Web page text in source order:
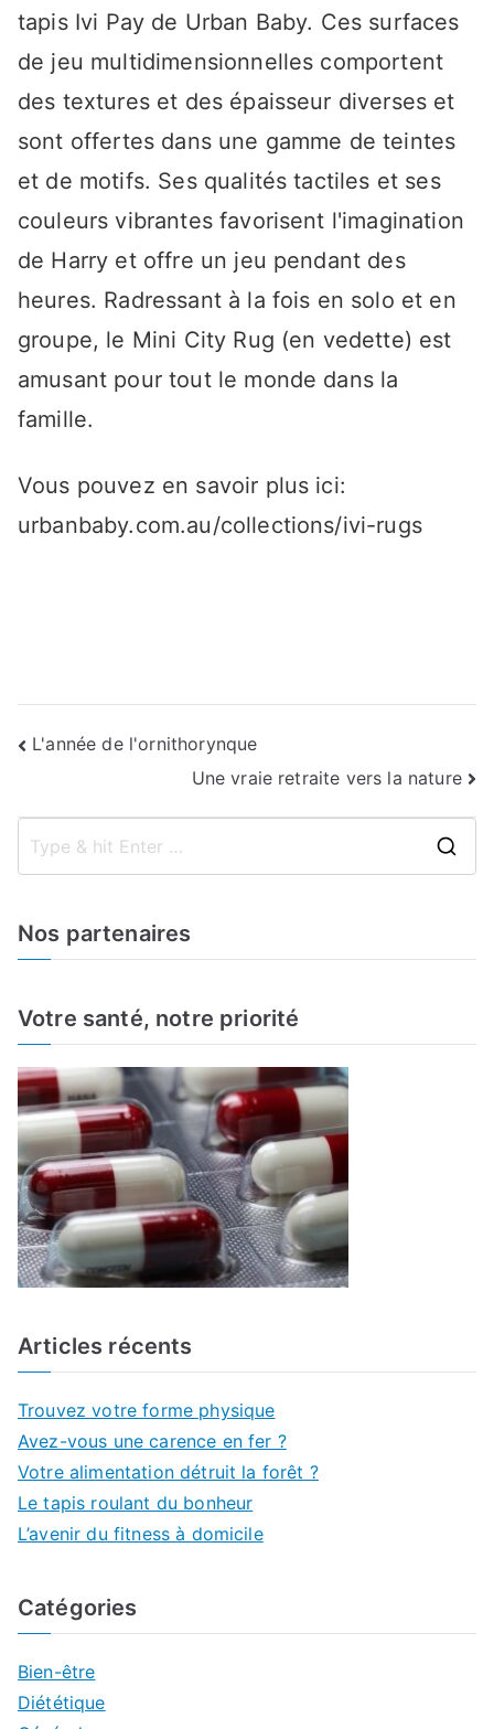
tapis Ivi Pay de Urban Baby. Ces surfaces
de jeu multidimensionnelles comportent
des textures et des épaisseur diverses et
sont offertes dans une gamme de teintes
et de motifs. Ses qualités tactiles et ses
couleurs vibrantes favorisent l'imagination
de Harry et offre un jeu pendant des
heures. Radressant à la fois en solo et en
groupe, le Mini City Rug (en vedette) est
amusant pour tout le monde dans la
famille.
Vous pouvez en savoir plus ici:
urbanbaby.com.au/collections/ivi-rugs
Navigation
l’article
L'année de l'ornithorynque
Une vraie retraite vers la nature
f
Nos partenaires
Votre santé, notre priorité
Articles récents
Trouvez votre forme physique
Avez-vous une carence en fer ?
Votre alimentation détruit la forêt ?
Le tapis roulant du bonheur
L’avenir du fitness à domicile
Catégories
Bien-être
Diététique